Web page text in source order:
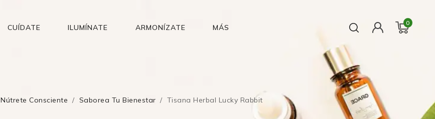
0
CUÍDATE ILUMÍNATE ARMONÍZATE MÁS
Nútrete Consciente Saborea Tu Bienestar Tisana Herbal Lucky Rabbit